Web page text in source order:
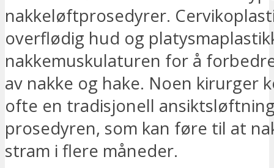
nakkeløftprosedyrer.
overflødig hud og
nakkemuskulaturen for å
av nakke og hake. Noen kirurger
ofte en tradisjonell
prosedyren, som kan føre til at
stram i flere måneder.